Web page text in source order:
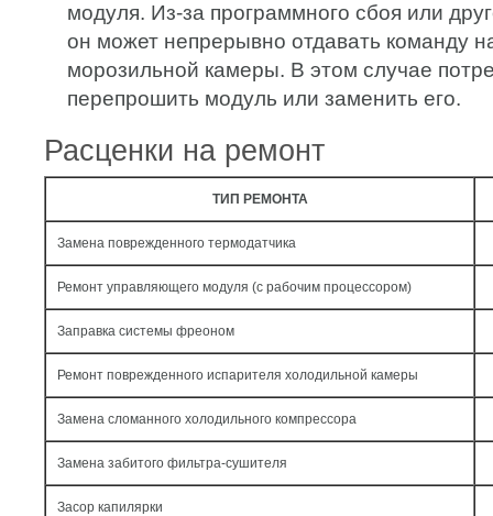
модуля. Из-за программного сбоя или
он может непрерывно отдавать команду
морозильной камеры. В этом случае
перепрошить модуль или заменить его.
Расценки на ремонт
ТИП РЕМОНТА
Замена поврежденного термодатчика
Ремонт управляющего модуля (с рабочим процессором)
Заправка системы фреоном
Ремонт поврежденного испарителя холодильной камеры
Замена сломанного холодильного компрессора
Замена забитого фильтра-сушителя
Засор капилярки